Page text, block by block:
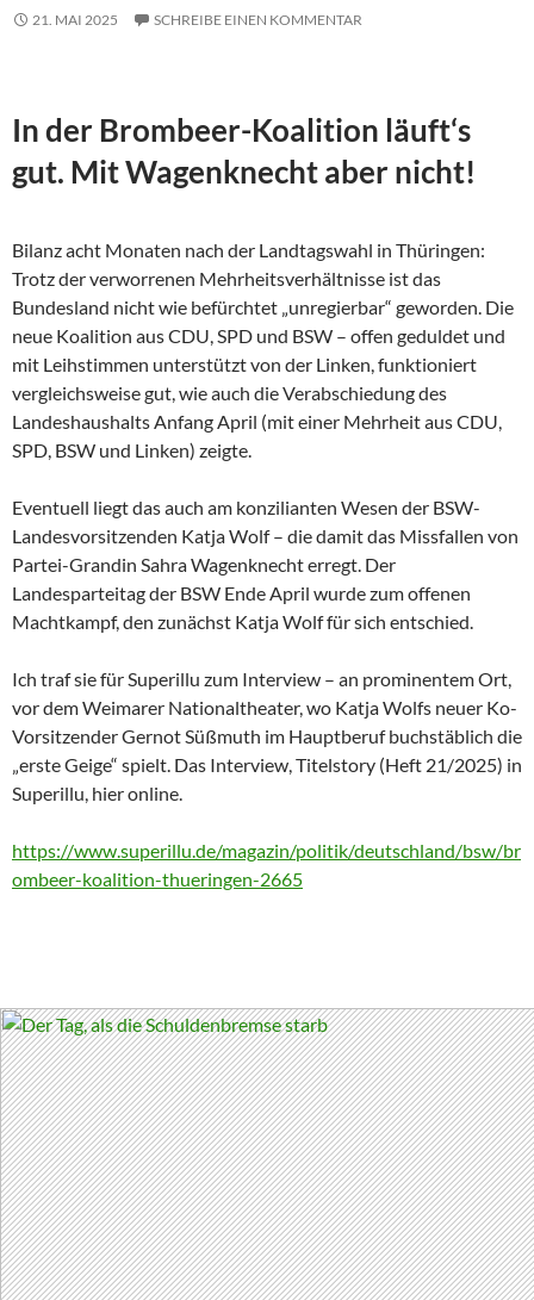
21. MAI 2025 SCHREIBE EINEN KOMMENTAR
In der Brombeer-Koalition läuft‘s
gut. Mit Wagenknecht aber nicht!
Bilanz acht Monaten nach der Landtagswahl in Thüringen:
Trotz der verworrenen Mehrheitsverhältnisse ist das
Bundesland nicht wie befürchtet „unregierbar“ geworden. Die
neue Koalition aus CDU, SPD und BSW – offen geduldet und
mit Leihstimmen unterstützt von der Linken, funktioniert
vergleichsweise gut, wie auch die Verabschiedung des
Landeshaushalts Anfang April (mit einer Mehrheit aus CDU,
SPD, BSW und Linken) zeigte.
Eventuell liegt das auch am konzilianten Wesen der BSW-
Landesvorsitzenden Katja Wolf – die damit das Missfallen von
Partei-Grandin Sahra Wagenknecht erregt. Der
Landesparteitag der BSW Ende April wurde zum offenen
Machtkampf, den zunächst Katja Wolf für sich entschied.
Ich traf sie für Superillu zum Interview – an prominentem Ort,
vor dem Weimarer Nationaltheater, wo Katja Wolfs neuer Ko-
Vorsitzender Gernot Süßmuth im Hauptberuf buchstäblich die
„erste Geige“ spielt. Das Interview, Titelstory (Heft 21/2025) in
Superillu, hier online.
https://www.superillu.de/magazin/politik/deutschland/bsw/br
ombeer-koalition-thueringen-2665